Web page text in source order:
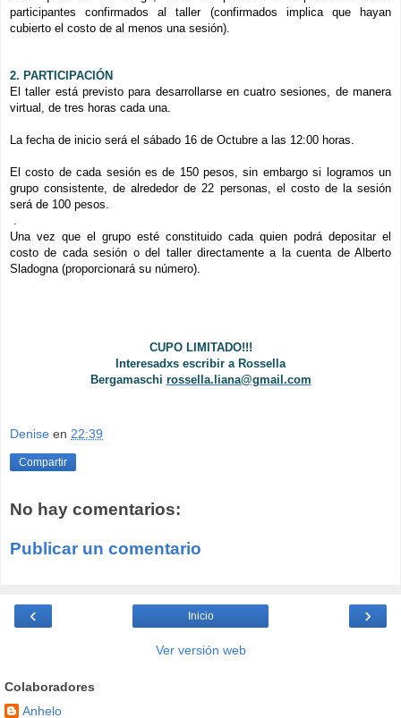
participantes confirmados al taller (confirmados implica que hayan
cubierto el costo de al menos una sesión).
2. PARTICIPACIÓN
El taller está previsto para desarrollarse en cuatro sesiones, de manera
virtual, de tres horas cada una.
La fecha de inicio será el sábado 16 de Octubre a las 12:00 horas.
El costo de cada sesión es de 150 pesos, sin embargo si logramos un
grupo consistente, de alrededor de 22 personas, el costo de la sesión
será de 100 pesos.
Una vez que el grupo esté constituido cada quien podrá depositar el
costo de cada sesión o del taller directamente a la cuenta de Alberto
Sladogna (proporcionará su número).
CUPO LIMITADO!!!
Interesadxs escribir a Rossella
Bergamaschi rossella.liana@gmail.com
Denise en 22:39
Compartir
No hay comentarios:
Publicar un comentario
‹ ›
Inicio
Ver versión web
Colaboradores
Anhelo